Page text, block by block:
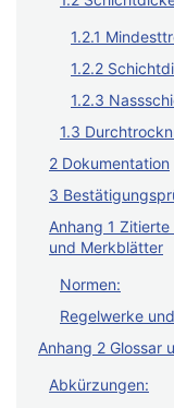
1.2.1
1.2.2
1.2.3
1.3
2 Dokumentation
3
Anhang 1
und Merkblätter
Normen:
Regelwerke
Anhang 2 Glossar
Abkürzungen: